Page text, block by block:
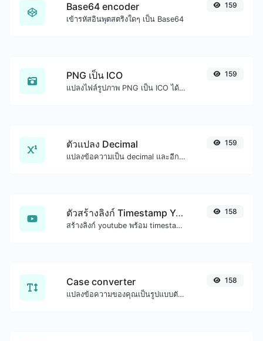
Base64 encoder
เข้ารหัสอินพุตสตริงใดๆ เป็น Base64
159
PNG เป็น ICO
แปลงไฟล์รูปภาพ PNG เป็น ICO ได้อย่างง่ายดาย
159
ตัวแปลง Decimal
แปลงข้อความเป็น decimal และอีกทางหนึ่งสำหรับอินพุตสตริงใดๆ
159
ตัวสร้างลิงก์ Timestamp YouTube
สร้างลิงก์ youtube พร้อม timestamp เริ่มต้นที่แน่นอน มีประโยชน์สำหรับผู้ใช้มือถือ
158
Case converter
แปลงข้อความของคุณเป็นรูปแบบตัวพิมพ์ใดก็ได้ เช่น ตัวพิมพ์เล็ก ตัวพิมพ์ใหญ่ camelCase...etc.
158